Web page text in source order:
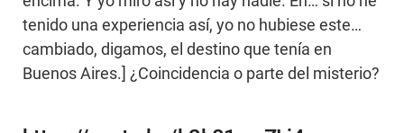
tenido una experiencia así, yo no hubiese este…
cambiado, digamos, el destino que tenía en
Buenos Aires.] ¿Coincidencia o parte del misterio?